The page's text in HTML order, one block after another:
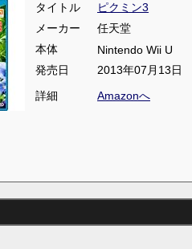
タイトル
ピクミン3
メーカー
任天堂
本体
Nintendo Wii U
発売日
2013年07月13日
詳細
Amazonへ